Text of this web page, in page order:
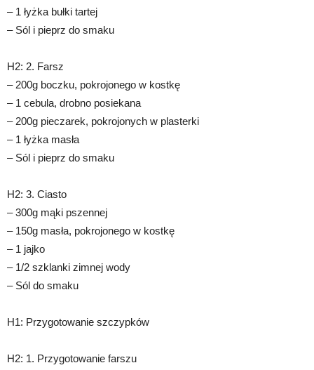
– 1 łyżka bułki tartej
– Sól i pieprz do smaku
H2: 2. Farsz
– 200g boczku, pokrojonego w kostkę
– 1 cebula, drobno posiekana
– 200g pieczarek, pokrojonych w plasterki
– 1 łyżka masła
– Sól i pieprz do smaku
H2: 3. Ciasto
– 300g mąki pszennej
– 150g masła, pokrojonego w kostkę
– 1 jajko
– 1/2 szklanki zimnej wody
– Sól do smaku
H1: Przygotowanie szczypków
H2: 1. Przygotowanie farszu